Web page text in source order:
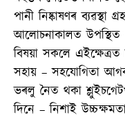
পানী নিষ্কাষণৰ
আলোচনাকালত উপস্থিত
বিষয়া সকলে
সহায় – সহযোগিতা
ভৰলু নৈত থকা
দিনে – নিশাই